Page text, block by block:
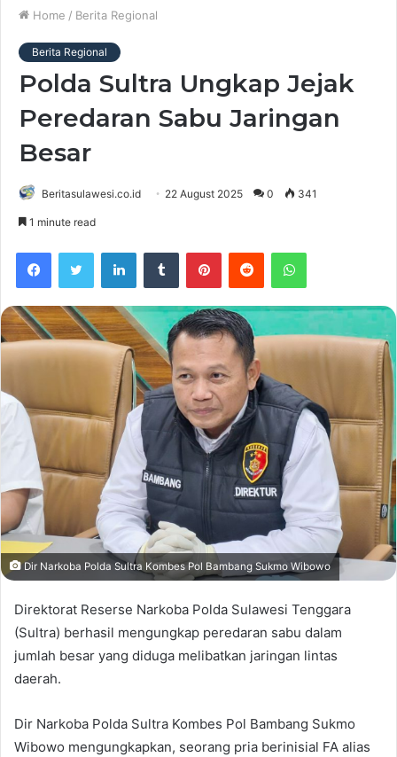
Home / Berita Regional
Berita Regional
Polda Sultra Ungkap Jejak
Peredaran Sabu Jaringan
Besar
Beritasulawesi.co.id 22 August 2025 0 341
1 minute read
Dir Narkoba Polda Sultra Kombes Pol Bambang Sukmo Wibowo
Direktorat Reserse Narkoba Polda Sulawesi Tenggara
(Sultra) berhasil mengungkap peredaran sabu dalam
jumlah besar yang diduga melibatkan jaringan lintas
daerah.
Dir Narkoba Polda Sultra Kombes Pol Bambang Sukmo
Wibowo mengungkapkan, seorang pria berinisial FA alias